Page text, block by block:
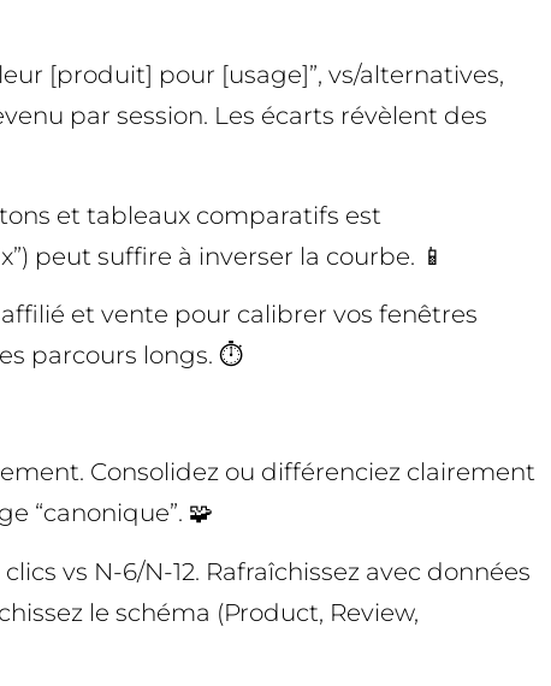
[produit] pour [usage]”, vs/alternatives,
par session. Les écarts révèlent des
et tableaux comparatifs est
peut suffire à inverser la courbe. 📱
et vente pour calibrer vos fenêtres
parcours longs. ⏱️
Consolidez ou différenciez clairement
“canonique”. 🧩
vs N-6/N-12. Rafraîchissez avec données
le schéma (Product, Review,